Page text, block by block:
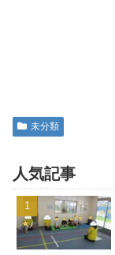
未分類
人気記事